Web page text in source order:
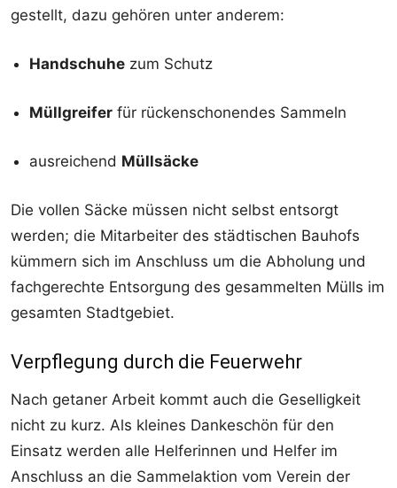
gestellt, dazu gehören unter anderem:
Handschuhe zum Schutz
Müllgreifer für rückenschonendes Sammeln
ausreichend Müllsäcke
Die vollen Säcke müssen nicht selbst entsorgt
werden; die Mitarbeiter des städtischen Bauhofs
kümmern sich im Anschluss um die Abholung und
fachgerechte Entsorgung des gesammelten Mülls im
gesamten Stadtgebiet.
Verpflegung durch die Feuerwehr
Nach getaner Arbeit kommt auch die Geselligkeit
nicht zu kurz. Als kleines Dankeschön für den
Einsatz werden alle Helferinnen und Helfer im
Anschluss an die Sammelaktion vom Verein der